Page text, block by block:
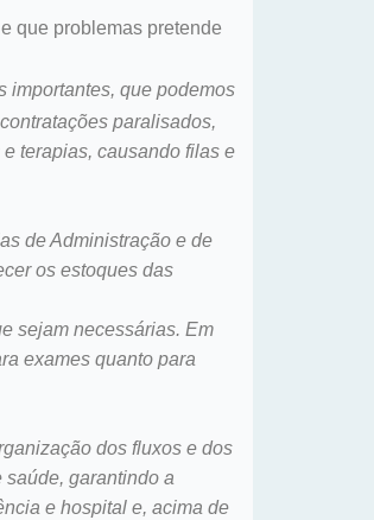
que problemas pretende
importantes, que podemos
paralisados,
terapias, causando filas e
de Administração e de
os estoques das
sejam necessárias. Em
exames quanto para
dos fluxos e dos
garantindo a
e hospital e, acima de